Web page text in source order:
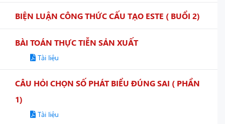
BIỆN LUẬN CÔNG THỨC CẤU TẠO ESTE ( BUỔI 2)
BÀI TOÁN THỰC TIỄN SẢN XUẤT
Tài liệu
CÂU HỎI CHỌN SỐ PHÁT BIỂU ĐÚNG SAI ( PHẦN
1)
Tài liệu